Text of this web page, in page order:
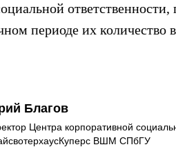
периоде их количество
Благов
Центра корпоративной
ВШМ СПбГУ